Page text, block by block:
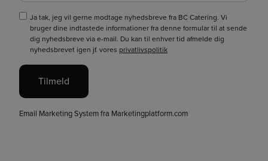
Ja tak, jeg vil gerne modtage nyhedsbreve fra BC Catering. Vi
bruger dine indtastede informationer fra denne formular til at sende
dig nyhedsbreve via e-mail. Du kan til enhver tid afmelde dig
nyhedsbrevet igen jf. vores privatlivspolitik
Tilmeld
Email Marketing System fra Marketingplatform.com